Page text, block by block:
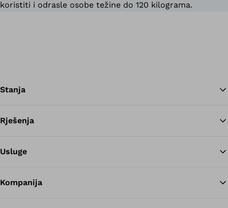
koristiti i odrasle osobe težine do 120 kilograma.
Stanja
Rješenja
Usluge
Kompanija